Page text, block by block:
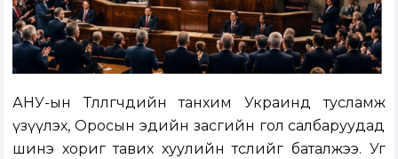
АНУ-ын Төлөөлөгчдийн танхим Украинд тусламж
үзүүлэх, Оросын эдийн засгийн гол салбаруудад
шинэ хориг тавих хуулийн төслийг баталжээ. Уг